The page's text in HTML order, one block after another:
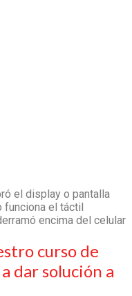
el display o pantalla
el táctil
encima del celular
curso de
dar solución a